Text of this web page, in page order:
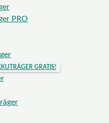
PRO
GRATIS!